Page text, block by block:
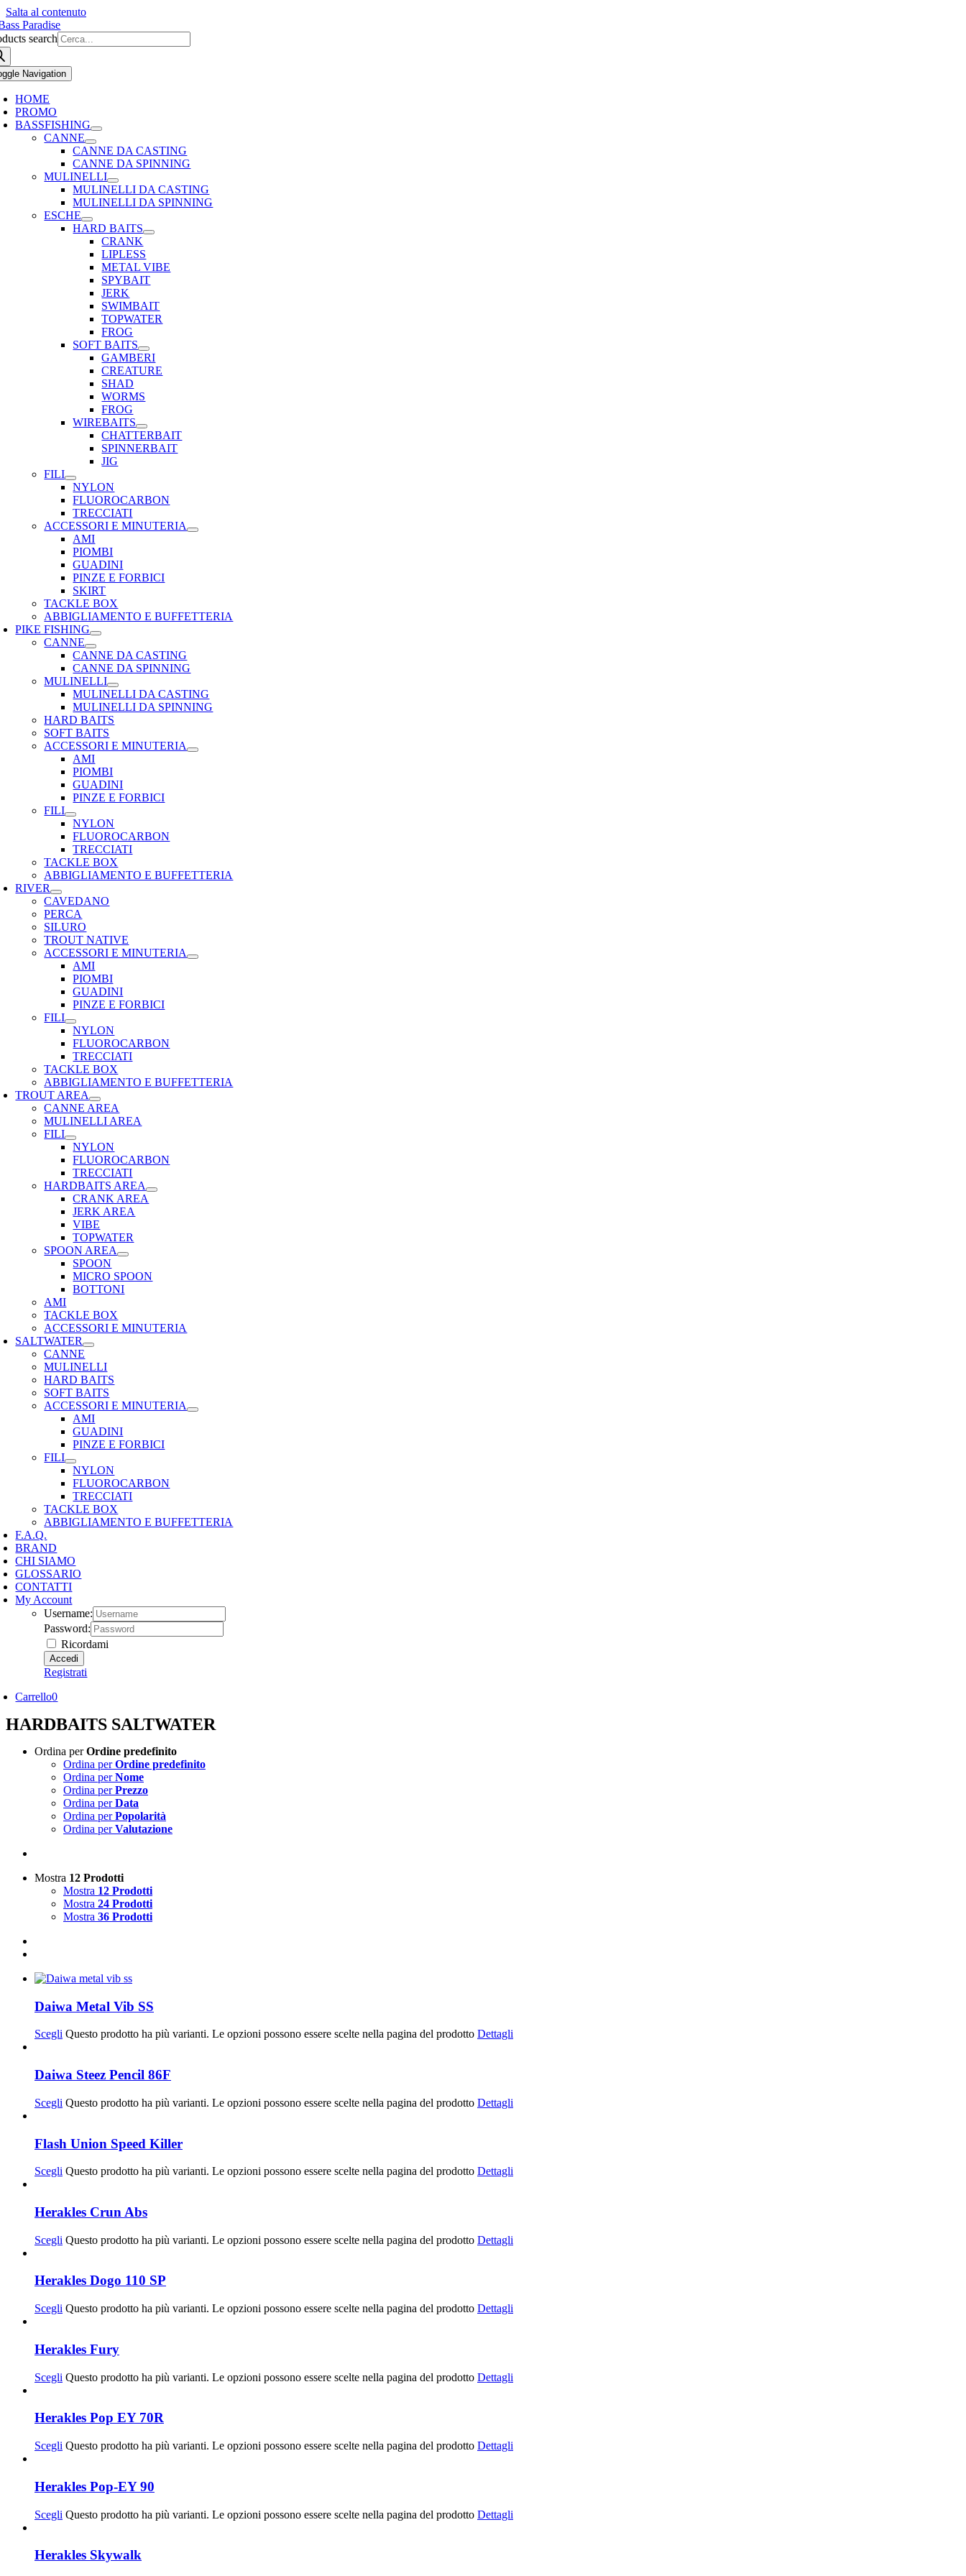
Salta al contenuto
search
Navigation
HOME
PROMO
BASSFISHING
CANNE
CANNE DA CASTING
CANNE DA SPINNING
MULINELLI
MULINELLI DA CASTING
MULINELLI DA SPINNING
ESCHE
HARD BAITS
CRANK
LIPLESS
METAL VIBE
SPYBAIT
JERK
SWIMBAIT
TOPWATER
FROG
SOFT BAITS
GAMBERI
CREATURE
SHAD
WORMS
FROG
WIREBAITS
CHATTERBAIT
SPINNERBAIT
JIG
FILI
NYLON
FLUOROCARBON
TRECCIATI
ACCESSORI E MINUTERIA
AMI
PIOMBI
GUADINI
PINZE E FORBICI
SKIRT
TACKLE BOX
ABBIGLIAMENTO E BUFFETTERIA
PIKE FISHING
CANNE
CANNE DA CASTING
CANNE DA SPINNING
MULINELLI
MULINELLI DA CASTING
MULINELLI DA SPINNING
HARD BAITS
SOFT BAITS
ACCESSORI E MINUTERIA
AMI
PIOMBI
GUADINI
PINZE E FORBICI
FILI
NYLON
FLUOROCARBON
TRECCIATI
TACKLE BOX
ABBIGLIAMENTO E BUFFETTERIA
RIVER
CAVEDANO
PERCA
SILURO
TROUT NATIVE
ACCESSORI E MINUTERIA
AMI
PIOMBI
GUADINI
PINZE E FORBICI
FILI
NYLON
FLUOROCARBON
TRECCIATI
TACKLE BOX
ABBIGLIAMENTO E BUFFETTERIA
TROUT AREA
CANNE AREA
MULINELLI AREA
FILI
NYLON
FLUOROCARBON
TRECCIATI
HARDBAITS AREA
CRANK AREA
JERK AREA
VIBE
TOPWATER
SPOON AREA
SPOON
MICRO SPOON
BOTTONI
AMI
TACKLE BOX
ACCESSORI E MINUTERIA
SALTWATER
CANNE
MULINELLI
HARD BAITS
SOFT BAITS
ACCESSORI E MINUTERIA
AMI
GUADINI
PINZE E FORBICI
FILI
NYLON
FLUOROCARBON
TRECCIATI
TACKLE BOX
ABBIGLIAMENTO E BUFFETTERIA
F.A.Q.
BRAND
CHI SIAMO
GLOSSARIO
CONTATTI
My Account
Username:
Password:
Ricordami
Registrati
Carrello0
HARDBAITS SALTWATER
Ordina perOrdine predefinito
Ordina perOrdine predefinito
Ordina perNome
Ordina perPrezzo
Ordina perData
Ordina perPopolarità
Ordina perValutazione
Mostra 12 Prodotti
Mostra 12 Prodotti
Mostra 24 Prodotti
Mostra 36 Prodotti
Daiwa Metal Vib SS
Scegli Questo prodotto ha più varianti. Le opzioni possono essere scelte nella pagina del prodotto Dettagli
Daiwa Steez Pencil 86F
Scegli Questo prodotto ha più varianti. Le opzioni possono essere scelte nella pagina del prodotto Dettagli
Flash Union Speed Killer
Scegli Questo prodotto ha più varianti. Le opzioni possono essere scelte nella pagina del prodotto Dettagli
Herakles Crun Abs
Scegli Questo prodotto ha più varianti. Le opzioni possono essere scelte nella pagina del prodotto Dettagli
Herakles Dogo 110 SP
Scegli Questo prodotto ha più varianti. Le opzioni possono essere scelte nella pagina del prodotto Dettagli
Herakles Fury
Scegli Questo prodotto ha più varianti. Le opzioni possono essere scelte nella pagina del prodotto Dettagli
Herakles Pop EY 70R
Scegli Questo prodotto ha più varianti. Le opzioni possono essere scelte nella pagina del prodotto Dettagli
Herakles Pop-EY 90
Scegli Questo prodotto ha più varianti. Le opzioni possono essere scelte nella pagina del prodotto Dettagli
Herakles Skywalk